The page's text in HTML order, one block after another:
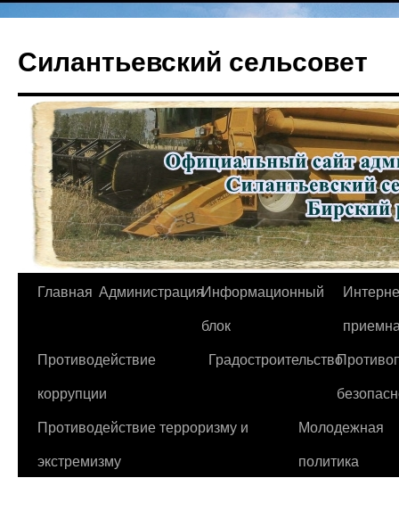
содержимому
Силантьевский сельсовет
Главная АдминистрацияИнформационный
блок
Противодействие
коррупции
Градостроительство
Противодействие терроризму и
экстремизму
Молодежная
политика